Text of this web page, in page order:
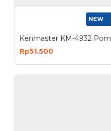
NEW
Rp51.500